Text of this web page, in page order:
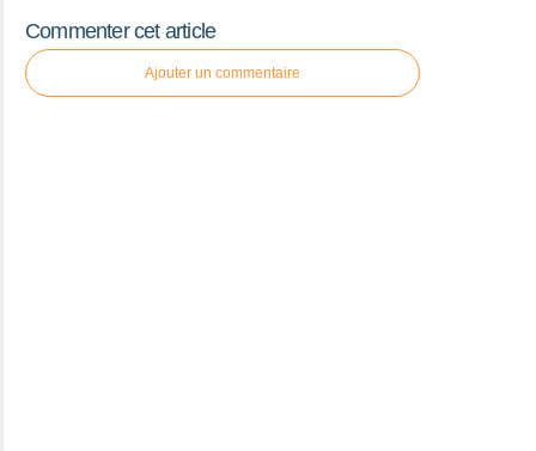
Commenter cet article
Ajouter un commentaire